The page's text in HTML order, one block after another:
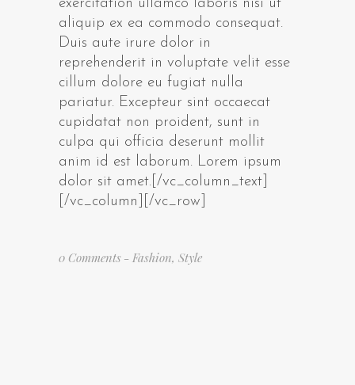
exercitation ullamco laboris nisi ut
aliquip ex ea commodo consequat.
Duis aute irure dolor in
reprehenderit in voluptate velit esse
cillum dolore eu fugiat nulla
pariatur. Excepteur sint occaecat
cupidatat non proident, sunt in
culpa qui officia deserunt mollit
anim id est laborum. Lorem ipsum
dolor sit amet.[/vc_column_text]
[/vc_column][/vc_row]
0 Comments Fashion, Style